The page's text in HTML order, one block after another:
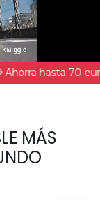
Ahorra hasta 70
MÁS